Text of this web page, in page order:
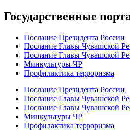
Государственные
Послание Президента России
Послание Главы Чувашской
Послание Главы Чувашской
Минкультуры ЧР
Профилактика терроризма
Послание Президента России
Послание Главы Чувашской
Послание Главы Чувашской
Минкультуры ЧР
Профилактика терроризма